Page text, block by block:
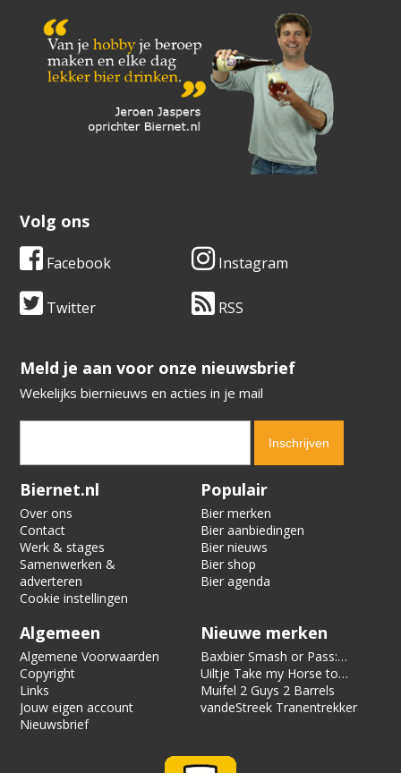
Volg ons
Facebook Instagram
Twitter RSS
​​​​​​​Meld je aan voor onze nieuwsbrief
Wekelijks biernieuws en acties in je mail
Verification code:
Biernet.nl
Over ons
Contact
Werk & stages
Samenwerken &
adverteren
Cookie instellingen
Populair
Bier merken
Bier aanbiedingen
Bier nieuws
Bier shop
Bier agenda
Algemeen
Algemene Voorwaarden
Copyright
Links
Jouw eigen account
Nieuwsbrief
Nieuwe merken
Baxbier Smash or Pass:
Strata
Uiltje Take my Horse to
the Hotel Room
Muifel 2 Guys 2 Barrels
vandeStreek Tranentrekker